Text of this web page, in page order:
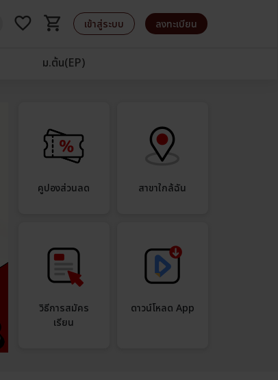
คูปองส่วนลด สาขาใกล้ฉัน
วิธีการสมัคร
เรียน
ดาวน์โหลด App
favorite_border shopping_cart
รถเข็น เข้าสู่ระบบ ลงทะเบียน
ม.ต้น(EP)